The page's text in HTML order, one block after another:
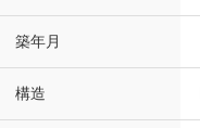
築年月
構造